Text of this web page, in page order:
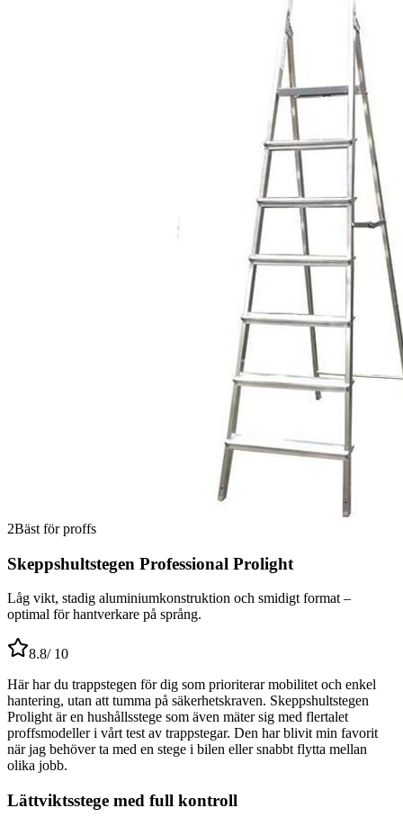
2Bäst för proffs
Skeppshultstegen Professional Prolight
Låg vikt, stadig aluminiumkonstruktion och smidigt format –
optimal för hantverkare på språng.
8.8/ 10
Här har du trappstegen för dig som prioriterar mobilitet och enkel
hantering, utan att tumma på säkerhetskraven. Skeppshultstegen
Prolight är en hushållsstege som även mäter sig med flertalet
proffsmodeller i vårt test av trappstegar. Den har blivit min favorit
när jag behöver ta med en stege i bilen eller snabbt flytta mellan
olika jobb.
Lättviktsstege med full kontroll